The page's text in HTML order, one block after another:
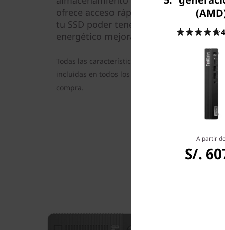
ofrece acceso rápido, mientras que la
tu SSD poder tener un rendimiento
energético mejorado.
Todas las características mencionadas
incluidas en todos los modelos. Revisa la
compra.
A partir
S/.